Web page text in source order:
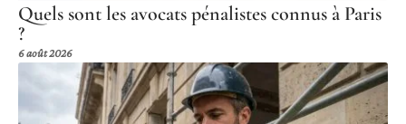
Quels sont les avocats pénalistes connus à Paris
?
6 août 2026